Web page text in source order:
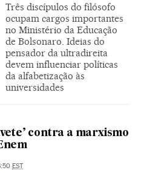
Três discípulos do filósofo
ocupam cargos importantes
no Ministério da Educação
de Bolsonaro. Ideias do
pensador da ultradireita
devem influenciar políticas
da alfabetização às
universidades
contra a marxismo
EST